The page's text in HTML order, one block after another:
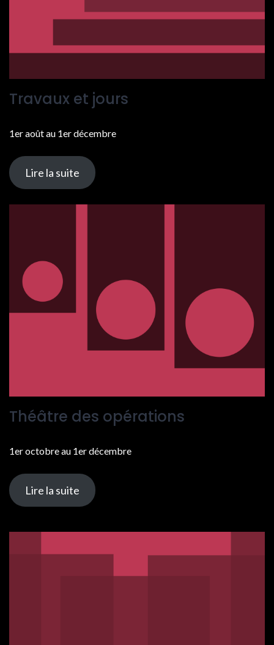
Travaux et jours
1er août au 1er décembre
Lire la suite
Théâtre des opérations
1er octobre au 1er décembre
Lire la suite